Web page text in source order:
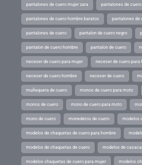
pantalones de cuero mujer zara pantalones de
pantalones de cuero hombre baratos pantalones de
pantalones de cuero pantalon de cuero negro
pantalon de cuero hombre pantalon de cuero
neceser de cuero para mujer neceser de cuero para
neceser de cuero hombre neceser de cuero
muñequera de cuero monos de cuero para moto
monos de cuero mono de cuero para moto
mono de cuero monederos de cuero modelos
modelos de chaquetas de cuero para hombre
modelos de chaquetas de cuero modelos de
modelos chaquetas de cuero para mujer modelos